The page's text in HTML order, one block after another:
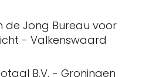
de Jong Bureau voor
- Valkenswaard
B.V. - Groningen